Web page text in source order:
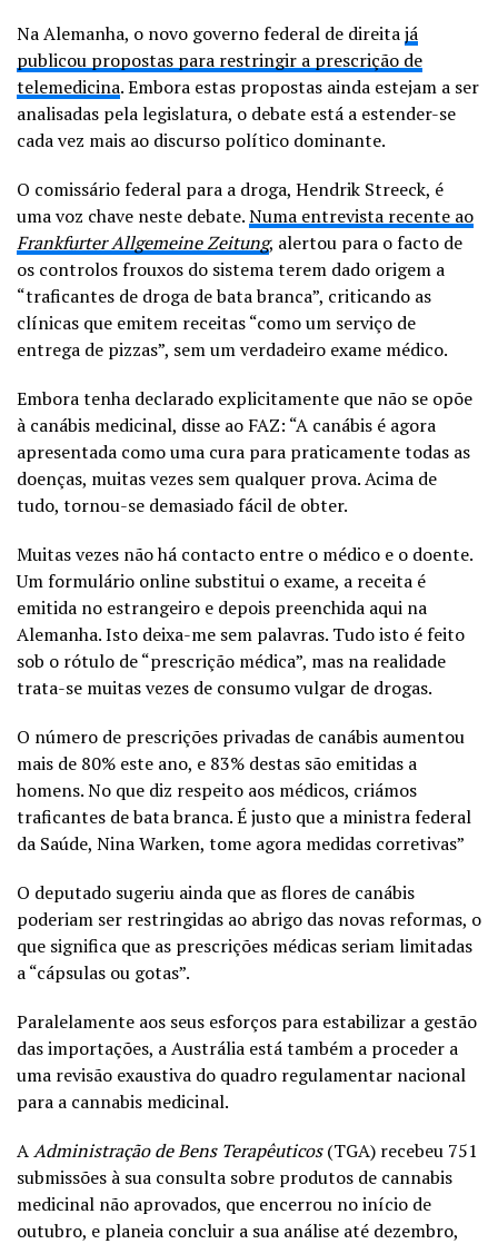
Na Alemanha, o novo governo federal de direitajá
publicou propostas para restringir a prescrição de
telemedicina. Embora estas propostas ainda estejam a ser
analisadas pela legislatura, o debate está a estender-se
cada vez mais ao discurso político dominante.
O comissário federal para a droga, Hendrik Streeck, é
uma voz chave neste debate.Numa entrevista recente ao
Frankfurter Allgemeine Zeitung, alertou para o facto de
os controlos frouxos do sistema terem dado origem a
“traficantes de droga de bata branca”, criticando as
clínicas que emitem receitas “como um serviço de
entrega de pizzas”, sem um verdadeiro exame médico.
Embora tenha declarado explicitamente que não se opõe
à canábis medicinal, disse ao FAZ: “A canábis é agora
apresentada como uma cura para praticamente todas as
doenças, muitas vezes sem qualquer prova. Acima de
tudo, tornou-se demasiado fácil de obter.
Muitas vezes não há contacto entre o médico e o doente.
Um formulário online substitui o exame, a receita é
emitida no estrangeiro e depois preenchida aqui na
Alemanha. Isto deixa-me sem palavras. Tudo isto é feito
sob o rótulo de “prescrição médica”, mas na realidade
trata-se muitas vezes de consumo vulgar de drogas.
O número de prescrições privadas de canábis aumentou
mais de 80% este ano, e 83% destas são emitidas a
homens. No que diz respeito aos médicos, criámos
traficantes de bata branca. É justo que a ministra federal
da Saúde, Nina Warken, tome agora medidas corretivas”
O deputado sugeriu ainda que as flores de canábis
poderiam ser restringidas ao abrigo das novas reformas, o
que significa que as prescrições médicas seriam limitadas
a “cápsulas ou gotas”.
Paralelamente aos seus esforços para estabilizar a gestão
das importações, a Austrália está também a proceder a
uma revisão exaustiva do quadro regulamentar nacional
para a cannabis medicinal.
AAdministração de Bens Terapêuticos(TGA) recebeu 751
submissões à sua consulta sobre produtos de cannabis
medicinal não aprovados, que encerrou no início de
outubro, e planeia concluir a sua análise até dezembro,